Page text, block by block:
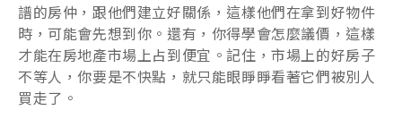
譜的房仲，跟他們建立好關係，這樣他們在拿到好物件
時，可能會先想到你。還有，你得學會怎麼議價，這樣
才能在房地產市場上占到便宜。記住，市場上的好房子
不等人，你要是不快點，就只能眼睜睜看著它們被別人
買走了。